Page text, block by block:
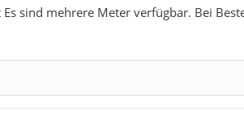
sind mehrere Meter verfügbar. Bei